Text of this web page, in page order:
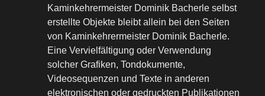
Kaminkehrermeister Dominik Bacherle selbst
erstellte Objekte bleibt allein bei den Seiten
von Kaminkehrermeister Dominik Bacherle.
Eine Vervielfältigung oder Verwendung
solcher Grafiken, Tondokumente,
Videosequenzen und Texte in anderen
elektronischen oder gedruckten Publikationen